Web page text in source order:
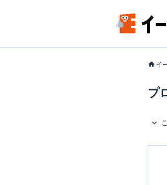
イ
プ